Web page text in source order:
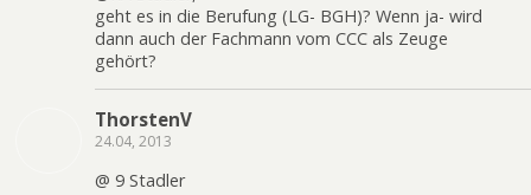
geht es in die Berufung (LG- BGH)? Wenn ja- wird
dann auch der Fachmann vom CCC als Zeuge
gehört?
ThorstenV
24.04, 2013
@ 9 Stadler